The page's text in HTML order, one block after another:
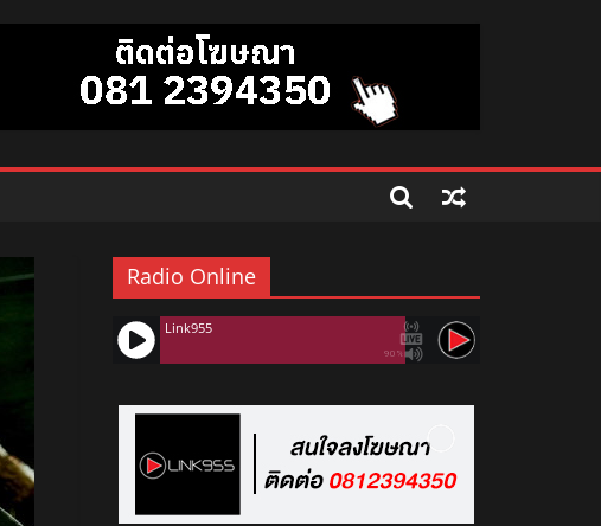
Radio Online
90%
Link955